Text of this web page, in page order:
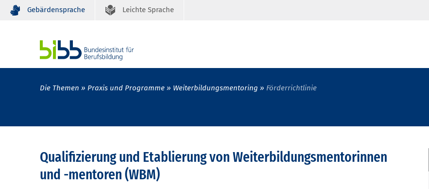
Gebärdensprache Leichte Sprache
Die Themen Praxis und Programme Weiterbildungsmentoring Förderrichtlinie
Qualifizierung und Etablierung von Weiterbildungsmentorinnen
und -mentoren (WBM)